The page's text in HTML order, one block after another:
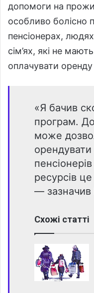
допомоги на
особливо болісно
пенсіонерах,
сім’ях, які не
оплачувати
«Я бачив
програм.
може
ресурсів
— зазначив
Схожі статті